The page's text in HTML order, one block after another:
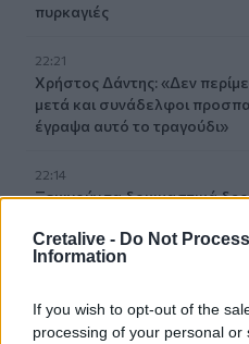
Cretalive - Do Not
Information
If you wish to opt-out of the
processing of your personal
πυρκαγιές
22:21
Χρήστος Δάντης: «Δεν
μετά και συνάδελφοι
έγραψα αυτό το τραγούδι»
22:14
Ξεκινούν τα δοκιμαστικά
22:05
πάνω από 2 εκατ. ευρώ